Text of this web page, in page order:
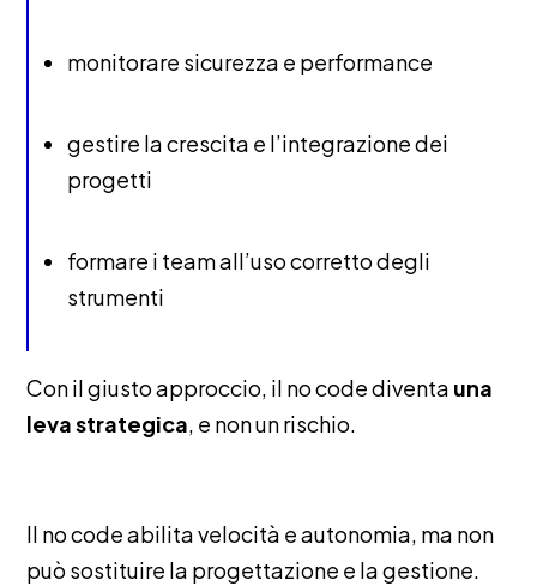
monitorare sicurezza e performance
gestire la crescita e l’integrazione dei
progetti
formare i team all’uso corretto degli
strumenti
Con il giusto approccio, il no code diventa una
leva strategica, e non un rischio.
Il no code abilita velocità e autonomia, ma non
può sostituire la progettazione e la gestione.